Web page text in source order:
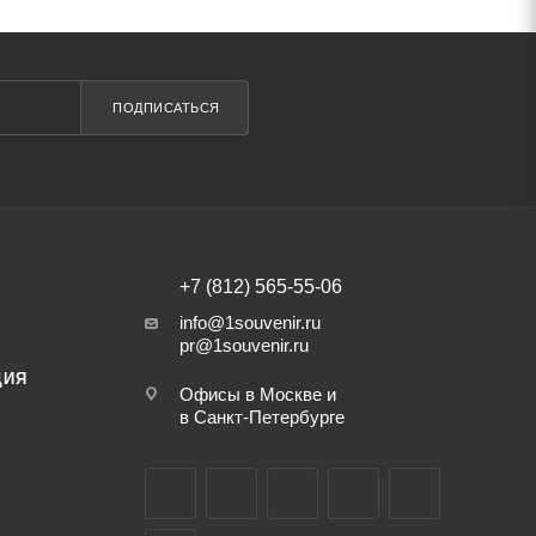
ПОДПИСАТЬСЯ
+7 (812) 565-55-06
info@1souvenir.ru
pr@1souvenir.ru
Офисы в Москве и
в Санкт-Петербурге